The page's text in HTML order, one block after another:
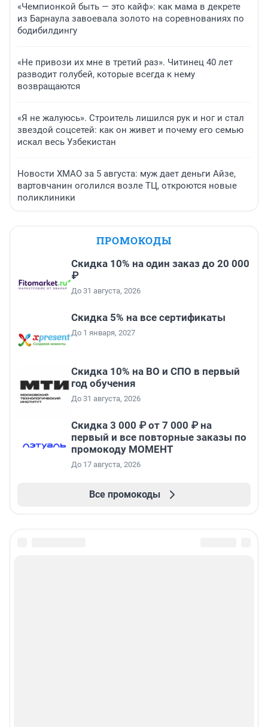
«Чемпионкой быть — это кайф»: как мама в декрете
из Барнаула завоевала золото на соревнованиях по
бодибилдингу
«Не привози их мне в третий раз». Читинец 40 лет
разводит голубей, которые всегда к нему
возвращаются
«Я не жалуюсь». Строитель лишился рук и ног и стал
звездой соцсетей: как он живет и почему его семью
искал весь Узбекистан
Новости ХМАО за 5 августа: муж дает деньги Айзе,
вартовчанин оголился возле ТЦ, откроются новые
поликлиники
ПРОМОКОДЫ
Скидка 10% на один заказ до 20 000
₽
До 31 августа, 2026
Скидка 5% на все сертификаты
До 1 января, 2027
Скидка 10% на ВО и СПО в первый
год обучения
До 31 августа, 2026
Скидка 3 000 ₽ от 7 000 ₽ на
первый и все повторные заказы по
промокоду МОМЕНТ
До 17 августа, 2026
Все промокоды